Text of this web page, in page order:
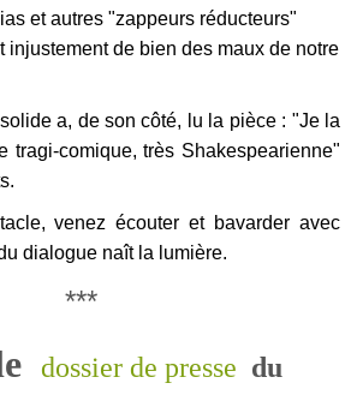
et autres "zappeurs réducteurs"
injustement de bien des maux de notre
a, de son côté, lu la pièce : "Je la
tragi-comique, très Shakespearienne"
venez écouter et bavarder avec
dialogue naît la lumière.
***
dossier de presse du